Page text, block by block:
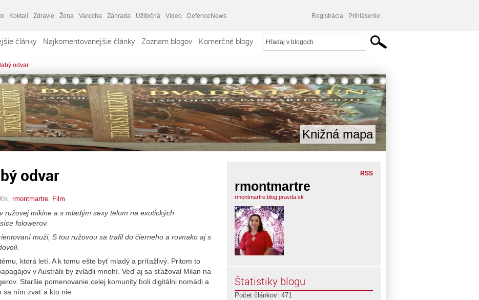
Koktail Zdravie Žena Varecha Záhrada Užitočná Video DefenceNews Registrácia Prihlásenie
články Najkomentovanejšie články Zoznam blogov Komerčné blogy
odvar
Knižná mapa
odvar
rmontmartre Film
ružovej mikine a s mladým sexy telom na exotických
folowerov.
muži, S tou ružovou sa trafil do čierneho a rovnako aj s
ktorá letí. A k tomu ešte byť mladý a príťažlivý. Pritom to
v Austrálii by zvládli mnohí. Veď aj sa sťažoval Milan na
Staršie pomenovanie celej komunity boli digitálni nomádi a
ním zvať a kto nie.
RSS
rmontmartre
rmontmartre.blog.pravda.sk
Štatistiky blogu
Počet článkov: 471